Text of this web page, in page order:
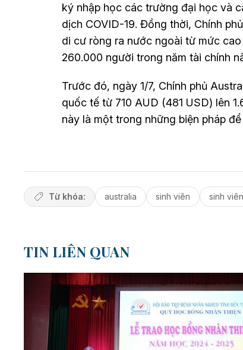
ký nhập học các trường đại học và
dịch COVID-19. Đồng thời, Chính
di cư ròng ra nước ngoài từ mức
260.000 người trong năm tài chính
Trước đó, ngày 1/7, Chính phủ
quốc tế từ 710 AUD (481 USD) lên
này là một trong những biện pháp
Từ khóa: australia sinh viên sinh
TIN LIÊN QUAN